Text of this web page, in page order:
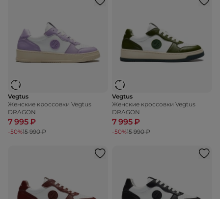
Vegtus
Женские кроссовки Vegtus
DRAGON
7 995 ₽
-50%15 990 ₽
Vegtus
Женские кроссовки Vegtus
DRAGON
7 995 ₽
-50%15 990 ₽